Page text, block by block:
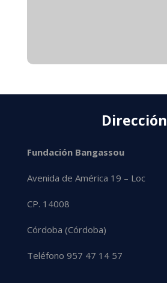
Dirección
Fundación Bangassou
Avenida de América 19 – Loc
CP. 14008
Córdoba (Córdoba)
Teléfono 957 47 14 57